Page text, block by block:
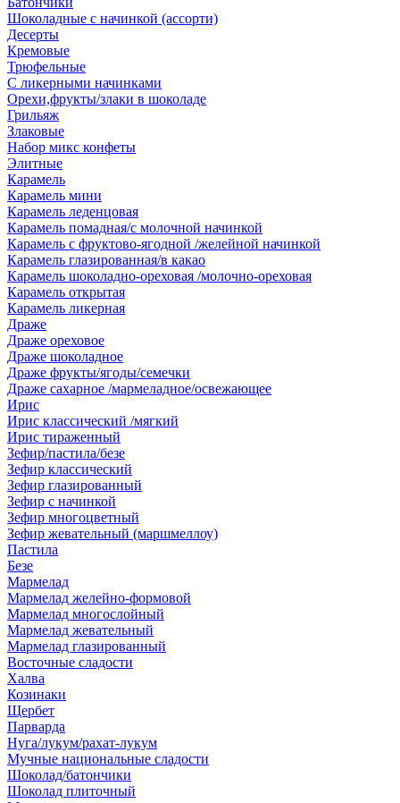
Шоколадные с начинкой (ассорти)
Десерты
Кремовые
Трюфельные
С ликерными начинками
Орехи,фрукты/злаки в шоколаде
Грильяж
Злаковые
Набор микс конфеты
Элитные
Карамель
Карамель мини
Карамель леденцовая
Карамель помадная/с молочной начинкой
Карамель с фруктово-ягодной /желейной начинкой
Карамель глазированная/в какао
Карамель шоколадно-ореховая /молочно-ореховая
Карамель открытая
Карамель ликерная
Драже
Драже ореховое
Драже шоколадное
Драже фрукты/ягоды/семечки
Драже сахарное /мармеладное/освежающее
Ирис
Ирис классический /мягкий
Ирис тираженный
Зефир/пастила/безе
Зефир классический
Зефир глазированный
Зефир с начинкой
Зефир многоцветный
Зефир жевательный (маршмеллоу)
Пастила
Безе
Мармелад
Мармелад желейно-формовой
Мармелад многослойный
Мармелад жевательный
Мармелад глазированный
Восточные сладости
Халва
Козинаки
Щербет
Парварда
Нуга/лукум/рахат-лукум
Мучные национальные сладости
Шоколад/батончики
Шоколад плиточный